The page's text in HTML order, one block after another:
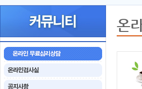
온